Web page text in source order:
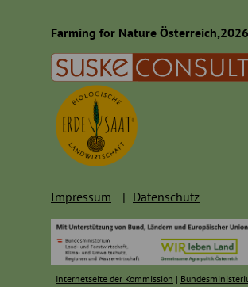
Farming for Nature Österreich,2026
Impressum Datenschutz
Internetseite der Kommission |